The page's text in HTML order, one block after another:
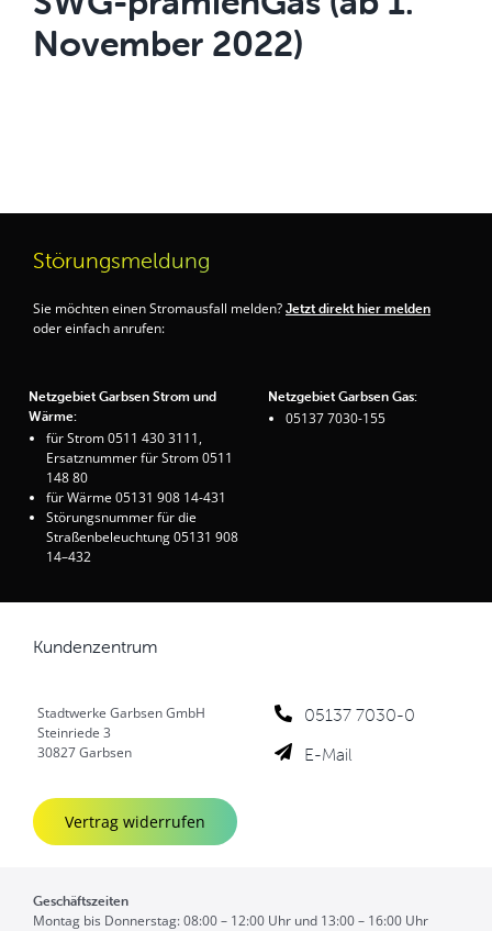
November 2022)
Störungsmeldung
Sie möchten einen Stromausfall melden? Jetzt direkt hier melden
oder einfach anrufen:
Netzgebiet Garbsen Strom und
Wärme:
für Strom 0511 430 3111,
Ersatznummer für Strom 0511
148 80
für Wärme 05131 908 14-431
Störungsnummer für die
Straßenbeleuchtung 05131 908
14–432
Netzgebiet Garbsen Gas:
05137 7030-155
Kundenzentrum
Stadtwerke Garbsen GmbH
Steinriede 3
30827 Garbsen
05137 7030-0
E-Mail
Vertrag widerrufen
Geschäftszeiten
Montag bis Donnerstag: 08:00 – 12:00 Uhr und 13:00 – 16:00 Uhr